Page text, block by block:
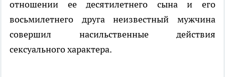
отношении ее десятилетнего сына и его
восьмилетнего друга неизвестный мужчина
совершил насильственные действия
сексуального характера.